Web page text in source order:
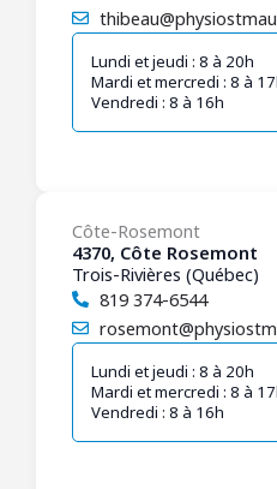
Lundi et jeudi : 8 à 20h
Mardi et mercredi : 8 à
Vendredi : 8 à 16h
Côte-Rosemont
4370, Côte Rosemont
Trois-Rivières (Québec)
819 374-6544
Lundi et jeudi : 8 à 20h
Mardi et mercredi : 8 à
Vendredi : 8 à 16h